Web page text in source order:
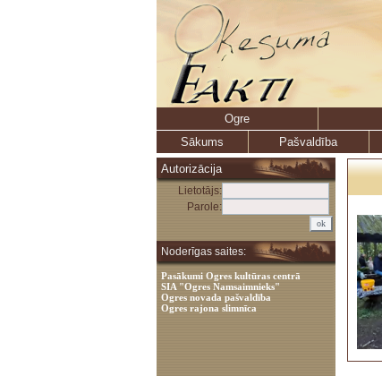
Ogre
Sākums
Pašvaldība
Autorizācija
Lietotājs:
Parole:
Noderīgas saites:
Pasākumi Ogres kultūras centrā
SIA "Ogres Namsaimnieks"
Ogres novada pašvaldība
Ogres rajona slimnīca